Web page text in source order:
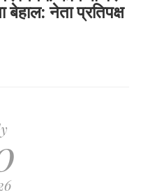
नेता प्रतिपक्ष